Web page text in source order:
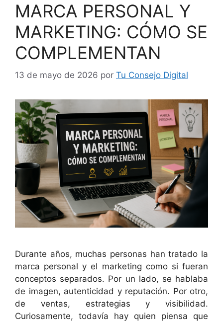
MARCA PERSONAL Y
MARKETING: CÓMO SE
COMPLEMENTAN
13 de mayo de 2026 por Tu Consejo Digital
Durante años, muchas personas han tratado la
marca personal y el marketing como si fueran
conceptos separados. Por un lado, se hablaba
de imagen, autenticidad y reputación. Por otro,
de ventas, estrategias y visibilidad.
Curiosamente, todavía hay quien piensa que